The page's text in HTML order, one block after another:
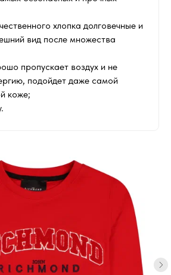
хлопка долговечные и
вид после множества
пропускает воздух и не
подойдет даже самой
коже;